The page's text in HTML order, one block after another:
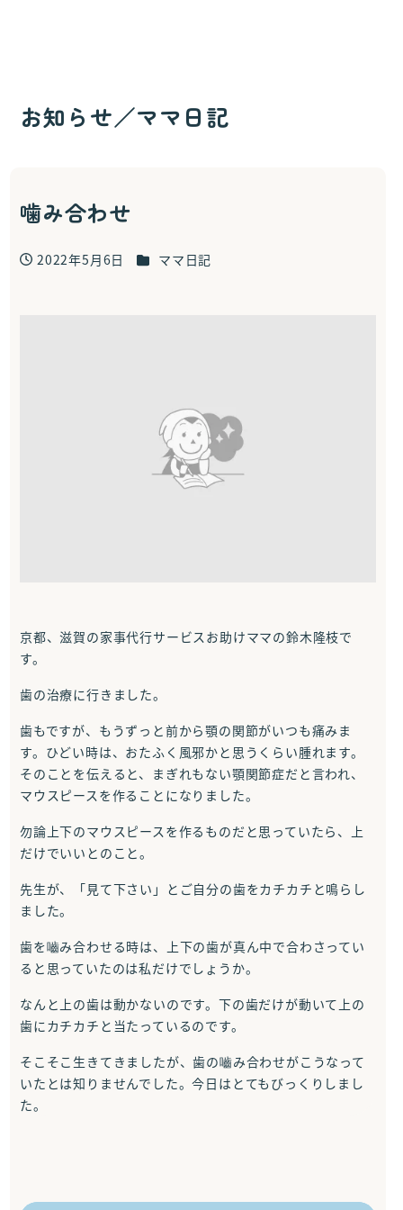
お知らせ／ママ日記
噛み合わせ
投稿日
2022年5月6日 カテゴリー
ママ日記
京都、滋賀の家事代行サービスお助けママの鈴木隆枝で
す。
歯の治療に行きました。
歯もですが、もうずっと前から顎の関節がいつも痛みま
す。ひどい時は、おたふく風邪かと思うくらい腫れます。
そのことを伝えると、まぎれもない顎関節症だと言われ、
マウスピースを作ることになりました。
勿論上下のマウスピースを作るものだと思っていたら、上
だけでいいとのこと。
先生が、「見て下さい」とご自分の歯をカチカチと鳴らし
ました。
歯を嚙み合わせる時は、上下の歯が真ん中で合わさってい
ると思っていたのは私だけでしょうか。
なんと上の歯は動かないのです。下の歯だけが動いて上の
歯にカチカチと当たっているのです。
そこそこ生きてきましたが、歯の嚙み合わせがこうなって
いたとは知りませんでした。今日はとてもびっくりしまし
た。